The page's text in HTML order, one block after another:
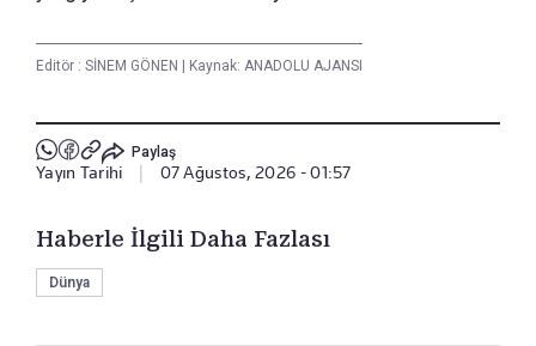
Editör : SİNEM GÖNEN Kaynak: ANADOLU AJANSI
Paylaş
Yayın Tarihi 07 Ağustos, 2026 - 01:57
Haberle İlgili Daha Fazlası
Dünya